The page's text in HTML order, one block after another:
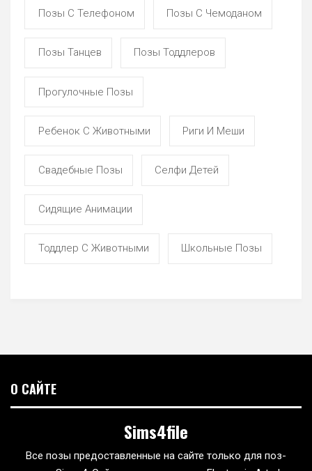
Позы С Телефоном Позы С Чемоданом
Позы Танцев Позы Тоддлеров
Прогулочные Позы
Ребенок С Животными Риги И Меши
Свадебные Позы Селфи Детей
Сидящие Анимации
Тоддлер С Животными Школьные Позы
О САЙТЕ
Sims4file
Все позы предоставленные на сайте только для поз-